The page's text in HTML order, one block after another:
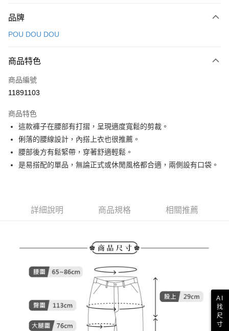
信用卡一次付款
LINE Pay
Apple Pay
悠遊付
AFTEE先享後付
相關說明
【關於「AFTEE先享後付」】
AFTEE先享後付是「在收到商品之後才付款」的支付方式。 讓您購物簡單
３．安心：先確認商品／服務後，再付款。
結帳頁面，進行簡訊認證並確認金額後，即可完成結帳。
２．訂單成立數日內，您將收到繳費通知簡訊。
ATM／網路銀行／等多元方式進行付款，方視為交易完成。
※ 請注意：結帳手續完成當下不需立刻繳費，但若您需要取消訂單，請聯絡
購買商品的店家。未經商家同意取消之訂單仍視為有效，需透過AFTEE先享
後付繳納相關費用。
※ 交易是否成功請以「AFTEE先享後付 」之結帳頁面顯示為準，若有關於
是否繳費成功／繳費後需取消欲退款等相關疑問，請聯繫「AFTEE先享後付
客戶支援中心」 https://netprotections.freshdesk.com/support/home
ATM付款
全家取貨付款
萊爾富取貨付款
付款後萊爾富取貨
免運費
品牌
POU DOU DOU
商品特色
商品編號
11891103
商品特色
這款褲子在腰部有打摺，呈現適度寬鬆的剪裁。
俐落的腰線設計，內搭上衣也很推薦。
腰部後方有鬆緊帶，穿著舒適輕鬆。
是易搭配的單品，無論正式或休閒風格都合適，兩側設有口袋。
詳細說明 商品規格 相關推薦
AI
找
尺
寸